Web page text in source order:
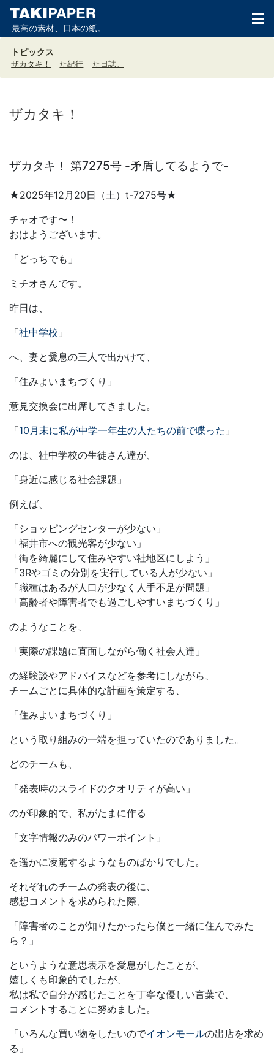
最高の素材、日本の紙。
トピックス
ザカタキ！ た紀行 た日誌。
ザカタキ！
ザカタキ！ 第7275号 -矛盾してるようで-
★2025年12月20日（土）t-7275号★
チャオです〜！
おはようございます。
「どっちでも」
ミチオさんです。
昨日は、
「社中学校 」
へ、妻と愛息の三人で出かけて、
「住みよいまちづくり」
意見交換会に出席してきました。
「10月末に私が中学一年生の人たちの前で喋った 」
のは、社中学校の生徒さん達が、
「身近に感じる社会課題」
例えば、
「ショッピングセンターが少ない」
「福井市への観光客が少ない」
「街を綺麗にして住みやすい社地区にしよう」
「3Rやゴミの分別を実行している人が少ない」
「職種はあるが人口が少なく人手不足が問題」
「高齢者や障害者でも過ごしやすいまちづくり」
のようなことを、
「実際の課題に直面しながら働く社会人達」
の経験談やアドバイスなどを参考にしながら、
チームごとに具体的な計画を策定する、
「住みよいまちづくり」
という取り組みの一端を担っていたのでありました。
どのチームも、
「発表時のスライドのクオリティが高い」
のが印象的で、私がたまに作る
「文字情報のみのパワーポイント」
を遥かに凌駕するようなものばかりでした。
それぞれのチームの発表の後に、
感想コメントを求められた際、
「障害者のことが知りたかったら僕と一緒に住んでみた
ら？」
というような意思表示を愛息がしたことが、
嬉しくも印象的でしたが、
私は私で自分が感じたことを丁寧な優しい言葉で、
コメントすることに努めました。
「いろんな買い物をしたいのでイオンモールの出店を求め
る」